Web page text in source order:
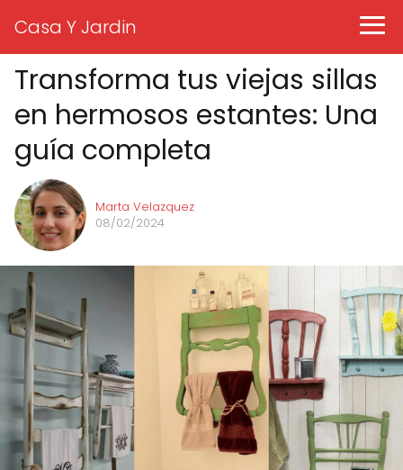
Casa Y Jardin
Transforma tus viejas sillas
en hermosos estantes: Una
guía completa
Marta Velazquez
08/02/2024